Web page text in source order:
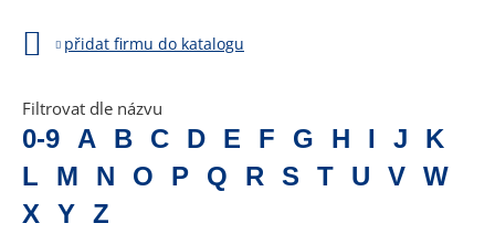
přidat firmu do katalogu
Filtrovat dle názvu
0-9 A B C D E F G H I J
K
L
M N O P Q R S T U V W
X
Y Z